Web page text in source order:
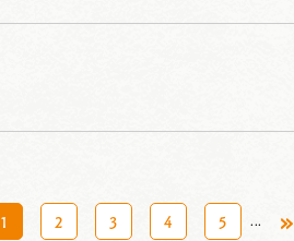
1 2 3 4 5 ... »